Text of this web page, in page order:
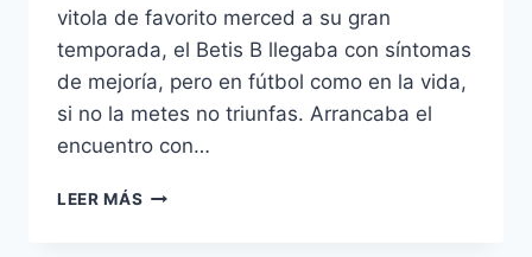
vitola de favorito merced a su gran
temporada, el Betis B llegaba con síntomas
de mejoría, pero en fútbol como en la vida,
si no la metes no triunfas. Arrancaba el
encuentro con…
LEER MÁS SIN